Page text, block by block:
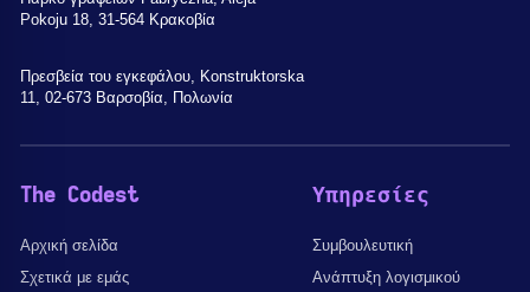
Pokoju 18, 31-564 Κρακοβία
Πρεσβεία του εγκεφάλου, Konstruktorska
11, 02-673 Βαρσοβία, Πολωνία
The Codest
Αρχική σελίδα
Σχετικά με εμάς
Υπηρεσίες
Συμβουλευτική
Ανάπτυξη λογισμικού